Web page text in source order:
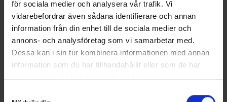
för sociala medier och analysera vår trafik. Vi
vidarebefordrar även sådana identifierare och annan
information från din enhet till de sociala medier och
annons- och analysföretag som vi samarbetar med.
Dessa kan i sin tur kombinera informationen med annan
information som du har tillhandahållit eller som de har
Läs mer